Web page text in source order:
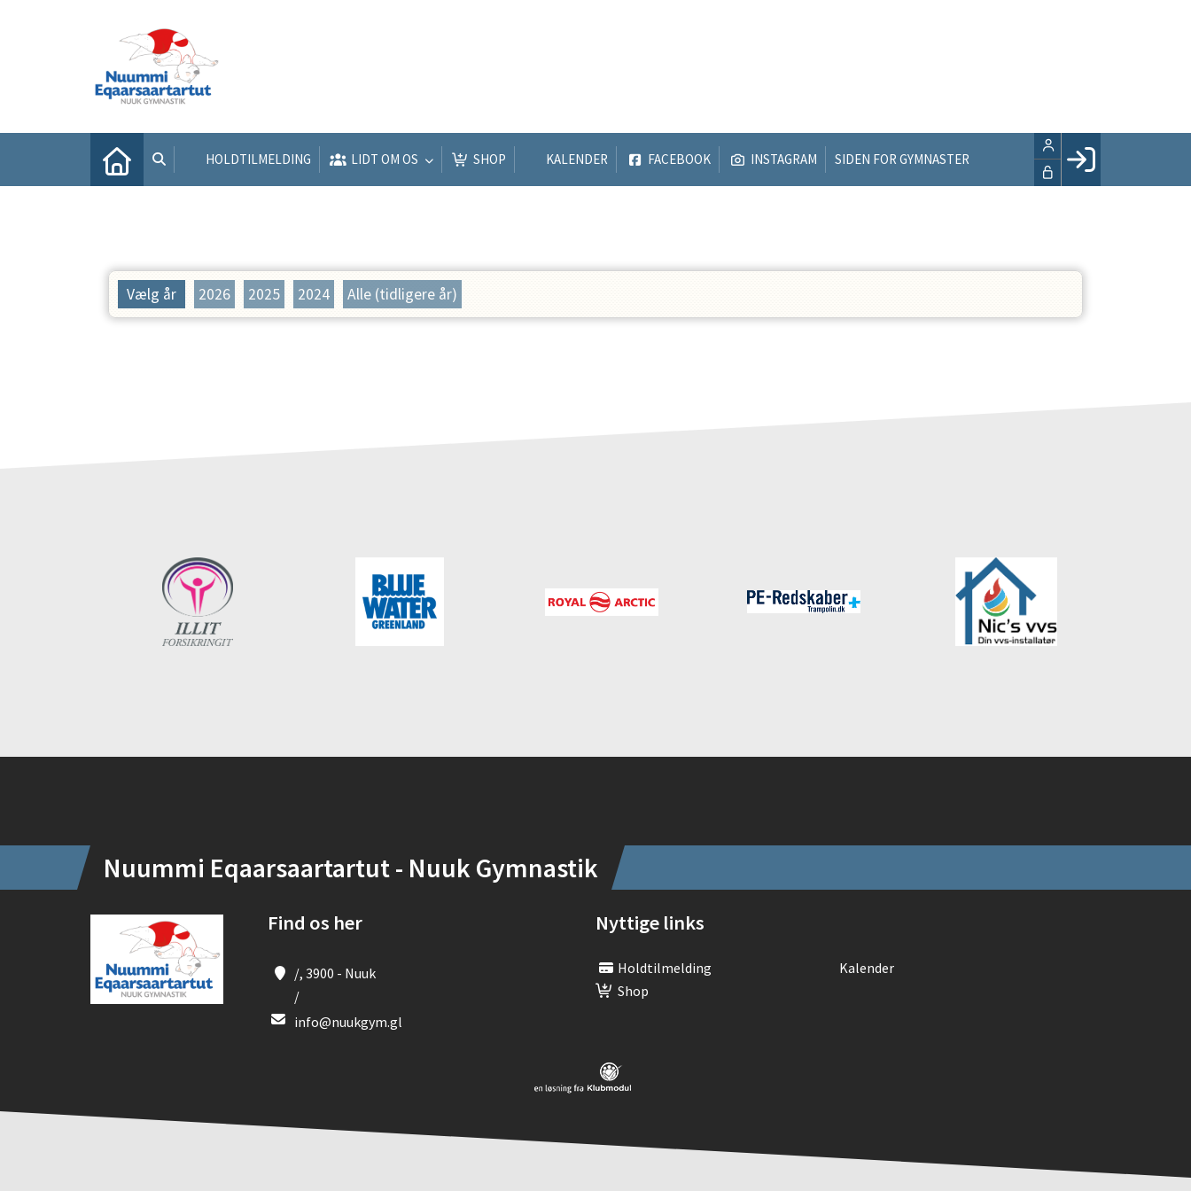
HOLDTILMELDING LIDT OM OS SHOP KALENDER FACEBOOK INSTAGRAM SIDEN FOR GYMNASTER
LOG IND
Vælg år 2026 2025 2024 Alle (tidligere år)
Nuummi Eqaarsaartartut - Nuuk Gymnastik
Find os her
/, 3900 - Nuuk
/
info@nuukgym.gl
Nyttige links
Holdtilmelding
Kalender
Shop